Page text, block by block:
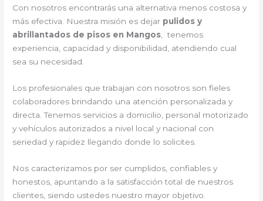
Con nosotros encontrarás una alternativa menos costosa y
más efectiva. Nuestra misión es dejar pulidos y
abrillantados de pisos en Mangos, tenemos
experiencia, capacidad y disponibilidad, atendiendo cual
sea su necesidad.
Los profesionales que trabajan con nosotros son fieles
colaboradores brindando una atención personalizada y
directa. Tenemos servicios a domicilio, personal motorizado
y vehículos autorizados a nivel local y nacional con
seriedad y rapidez llegando donde lo solicites.
Nos caracterizamos por ser cumplidos, confiables y
honestos, apuntando a la satisfacción total de nuestros
clientes, siendo ustedes nuestro mayor objetivo.